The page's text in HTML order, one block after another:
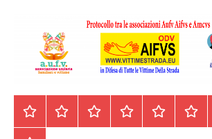
contenuto
A.I.F.V.S.
–
difesa
di HomepageSegnalazioni
Nord
Centro
Sud